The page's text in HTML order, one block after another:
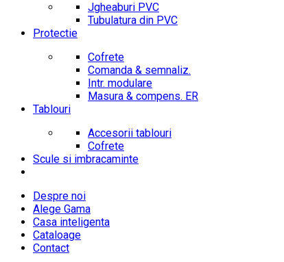
Jgheaburi PVC
Tubulatura din PVC
Protectie
Cofrete
Comanda & semnaliz.
Intr. modulare
Masura & compens. ER
Tablouri
Accesorii tablouri
Cofrete
Scule si imbracaminte
Despre noi
Alege Gama
Casa inteligenta
Cataloage
Contact